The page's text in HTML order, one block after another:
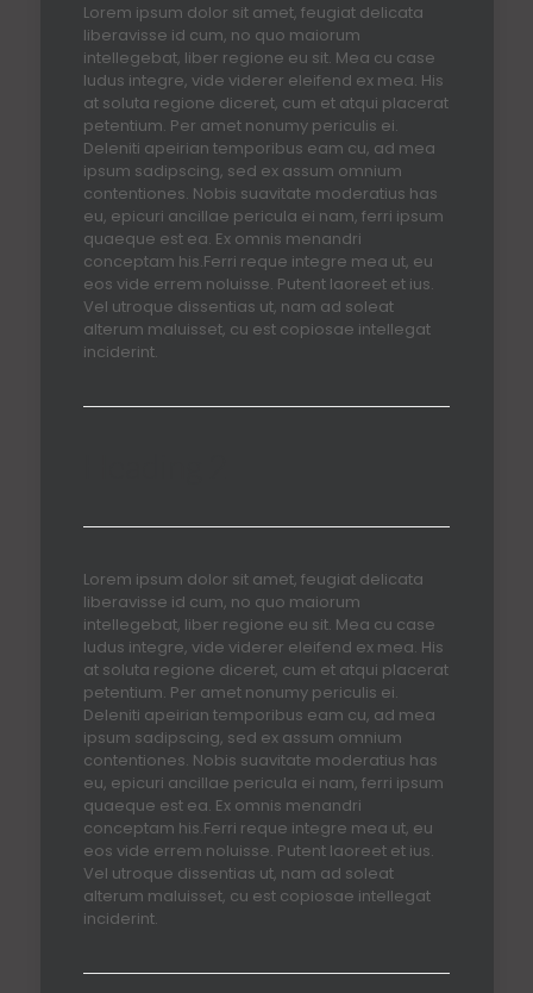
Lorem ipsum dolor sit amet, feugiat delicata
liberavisse id cum, no quo maiorum
intellegebat, liber regione eu sit. Mea cu case
ludus integre, vide viderer eleifend ex mea. His
at soluta regione diceret, cum et atqui placerat
petentium. Per amet nonumy periculis ei.
Deleniti apeirian temporibus eam cu, ad mea
ipsum sadipscing, sed ex assum omnium
contentiones. Nobis suavitate moderatius has
eu, epicuri ancillae pericula ei nam, ferri ipsum
quaeque est ea. Ex omnis menandri
conceptam his.Ferri reque integre mea ut, eu
eos vide errem noluisse. Putent laoreet et ius.
Vel utroque dissentias ut, nam ad soleat
alterum maluisset, cu est copiosae intellegat
inciderint.
Lorem ipsum dolor sit amet, feugiat delicata
liberavisse id cum, no quo maiorum
intellegebat, liber regione eu sit. Mea cu case
ludus integre, vide viderer eleifend ex mea. His
at soluta regione diceret, cum et atqui placerat
petentium. Per amet nonumy periculis ei.
Deleniti apeirian temporibus eam cu, ad mea
ipsum sadipscing, sed ex assum omnium
contentiones. Nobis suavitate moderatius has
eu, epicuri ancillae pericula ei nam, ferri ipsum
quaeque est ea. Ex omnis menandri
conceptam his.Ferri reque integre mea ut, eu
eos vide errem noluisse. Putent laoreet et ius.
Vel utroque dissentias ut, nam ad soleat
alterum maluisset, cu est copiosae intellegat
inciderint.